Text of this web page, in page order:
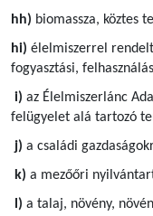
hh) biomassza, köztes
hi) élelmiszerrel
fogyasztási,
i) az Élelmiszerlánc
felügyelet alá tartozó
j) a családi
k) a mezőőri
l) a talaj, növény,